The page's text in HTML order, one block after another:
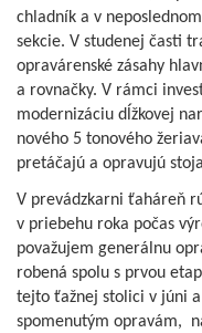
chladník a v
sekcie. V studenej časti
opravárenské zásahy
a rovnačky. V rámci
modernizáciu dĺžkovej
nového 5 tonového
pretáčajú a opravujú
V prevádzkarni ťaháreň
v priebehu roka počas
považujem generálnu
robená spolu s prvou
tejto ťažnej stolici v júni
spomenutým opravám,